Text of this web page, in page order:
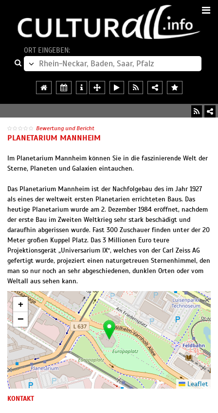
ORT EINGEBEN:
Bewertung und Bericht
PLANETARIUM MANNHEIM
Im Planetarium Mannheim können Sie in die faszinierende Welt der
Sterne, Planeten und Galaxien eintauchen.
Das Planetarium Mannheim ist der Nachfolgebau des im Jahr 1927
als eines der weltweit ersten Planetarien errichteten Baus. Das
heutige Planetarium wurde am 2. Dezember 1984 eröffnet, nachdem
der erste Bau im Zweiten Weltkrieg sehr stark beschädigt und
daraufhin abgerissen wurde. Fast 300 Zuschauer finden unter der 20
Meter großen Kuppel Platz. Das 3 Millionen Euro teure
Projektionsgerät „Universarium IX“, welches von der Carl Zeiss AG
gefertigt wurde, projeziert einen naturgetreuen Sternenhimmel, den
man so nur noch an sehr abgeschiedenen, dunklen Orten oder vom
Weltall aus sehen kann.
+
−
Leaflet
KONTAKT